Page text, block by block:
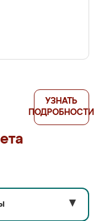
УЗНАТЬ
ПОДРОБНОСТИ
▼